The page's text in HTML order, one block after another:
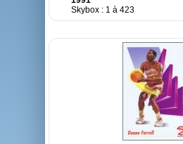
Skybox : 1 à 423